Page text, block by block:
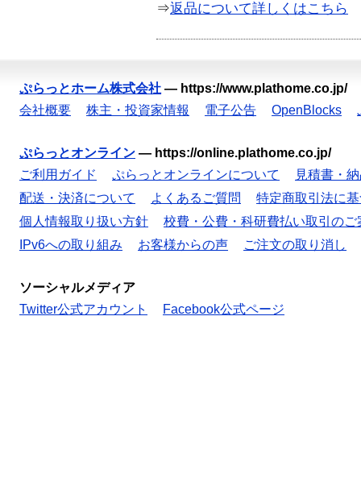
⇒返品について詳しくはこちら
ぷらっとホーム株式会社 — https://www.plathome.co.jp/
会社概要
株主・投資家情報 電子公告 OpenBlocks
ぷらっとオンライン — https://online.plathome.co.jp/
ご利用ガイド
ぷらっとオンラインについて
見積書・
配送・決済について
よくあるご質問
特定商取引法に
個人情報取り扱い方針
校費・公費・科研費払い取引のご
IPv6への取り組み
お客様からの声 ご注文の取り消し
ソーシャルメディア
Twitter公式アカウント
Facebook公式ページ